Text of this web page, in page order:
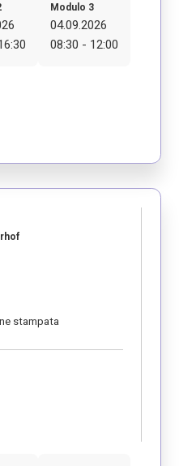
Modulo 3
04.09.2026
08:30 - 12:00
stampata